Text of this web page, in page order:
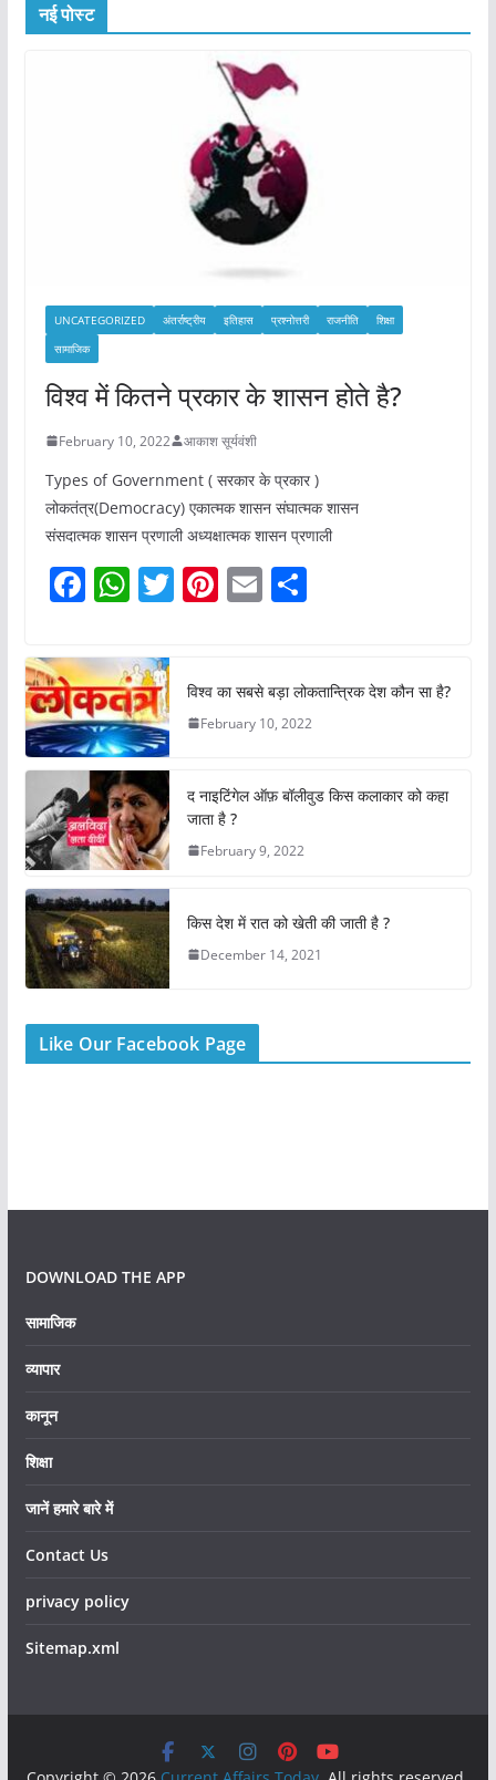
नई पोस्ट
UNCATEGORIZED अंतर्राष्ट्रीय इतिहास प्रश्नोत्तरी राजनीति
शिक्षा
सामाजिक
विश्व में कितने प्रकार के शासन होते है?
February 10, 2022 आकाश सूर्यवंशी
Types of Government ( सरकार के प्रकार )
लोकतंत्र(Democracy) एकात्मक शासन संघात्मक शासन
संसदात्मक शासन प्रणाली अध्यक्षात्मक शासन प्रणाली
F
a
c
e
b
o
o
k
W
h
at
s
A
p
p
T
w
er
Pi
nt
e
st
E
m
l
S
e
विश्व का सबसे बड़ा लोकतान्त्रिक देश कौन सा है?
February 10, 2022
द नाइटिंगेल ऑफ़ बॉलीवुड किस कलाकार को कहा
जाता है ?
February 9, 2022
किस देश में रात को खेती की जाती है ?
December 14, 2021
Like Our Facebook Page
DOWNLOAD THE APP
सामाजिक
व्यापार
कानून
शिक्षा
जानें हमारे बारे में
Contact Us
privacy policy
Sitemap.xml